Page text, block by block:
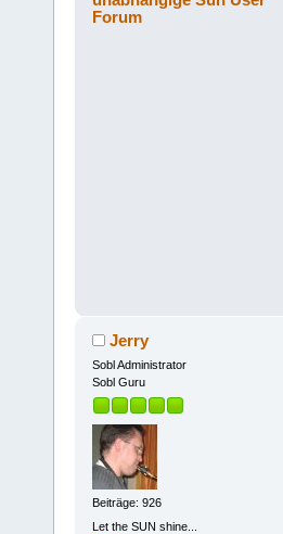
Forum
Jerry
Sobl Administrator
Sobl Guru
Beiträge: 926
Let the SUN shine...